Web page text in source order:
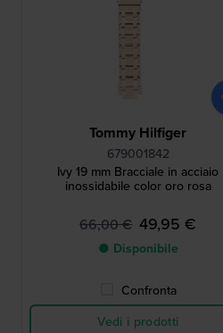
Tommy Hilfiger
679001842
Ivy 19 mm Bracciale in acciaio
inossidabile color oro rosa
66,00 € 49,95 €
● Disponibile
Confronta
Vedi i prodotti